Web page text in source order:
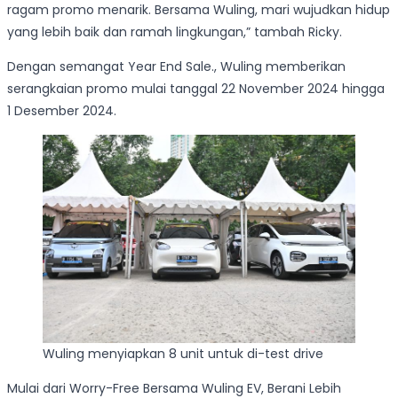
ragam promo menarik. Bersama Wuling, mari wujudkan hidup
yang lebih baik dan ramah lingkungan,” tambah Ricky.
Dengan semangat Year End Sale., Wuling memberikan
serangkaian promo mulai tanggal 22 November 2024 hingga
1 Desember 2024.
Wuling menyiapkan 8 unit untuk di-test drive
Mulai dari Worry-Free Bersama Wuling EV, Berani Lebih